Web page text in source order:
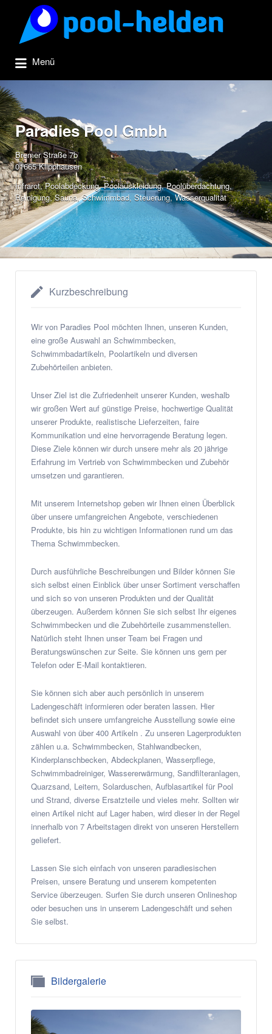
Suchen
nach:
Menü
Paradies Pool Gmbh
Bremer Straße 7b
01665 Klipphausen
Infrarot,Poolabdeckung,Poolauskleidung,Poolüberdachtung,
Reinigung,Sauna,Schwimmbad, Steuerung,Wasserqualität
Kurzbeschreibung
Wir von Paradies Pool möchten Ihnen, unseren Kunden,
eine große Auswahl an Schwimmbecken,
Schwimmbadartikeln, Poolartikeln und diversen
Zubehörteilen anbieten.
Unser Ziel ist die Zufriedenheit unserer Kunden, weshalb
wir großen Wert auf günstige Preise, hochwertige Qualität
unserer Produkte, realistische Lieferzeiten, faire
Kommunikation und eine hervorragende Beratung legen.
Diese Ziele können wir durch unsere mehr als 20 jährige
Erfahrung im Vertrieb von Schwimmbecken und Zubehör
umsetzen und garantieren.
Mit unserem Internetshop geben wir Ihnen einen Überblick
über unsere umfangreichen Angebote, verschiedenen
Produkte, bis hin zu wichtigen Informationen rund um das
Thema Schwimmbecken.
Durch ausführliche Beschreibungen und Bilder können Sie
sich selbst einen Einblick über unser Sortiment verschaffen
und sich so von unseren Produkten und der Qualität
überzeugen. Außerdem können Sie sich selbst Ihr eigenes
Schwimmbecken und die Zubehörteile zusammenstellen.
Natürlich steht Ihnen unser Team bei Fragen und
Beratungswünschen zur Seite. Sie können uns gern per
Telefon oder E-Mail kontaktieren.
Sie können sich aber auch persönlich in unserem
Ladengeschäft informieren oder beraten lassen. Hier
befindet sich unsere umfangreiche Ausstellung sowie eine
Auswahl von über 400 Artikeln . Zu unseren Lagerprodukten
zählen u.a. Schwimmbecken, Stahlwandbecken,
Kinderplanschbecken, Abdeckplanen, Wasserpflege,
Schwimmbadreiniger, Wassererwärmung, Sandfilteranlagen,
Quarzsand, Leitern, Solarduschen, Aufblasartikel für Pool
und Strand, diverse Ersatzteile und vieles mehr. Sollten wir
einen Artikel nicht auf Lager haben, wird dieser in der Regel
innerhalb von 7 Arbeitstagen direkt von unseren Herstellern
geliefert.
Lassen Sie sich einfach von unseren paradiesischen
Preisen, unsere Beratung und unserem kompetenten
Service überzeugen. Surfen Sie durch unseren Onlineshop
oder besuchen uns in unserem Ladengeschäft und sehen
Sie selbst.
Bildergalerie